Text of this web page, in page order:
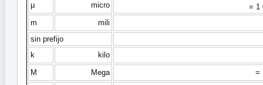
µ
micro
= 1
m
mili
sin prefijo
k
kilo
M
Mega
=